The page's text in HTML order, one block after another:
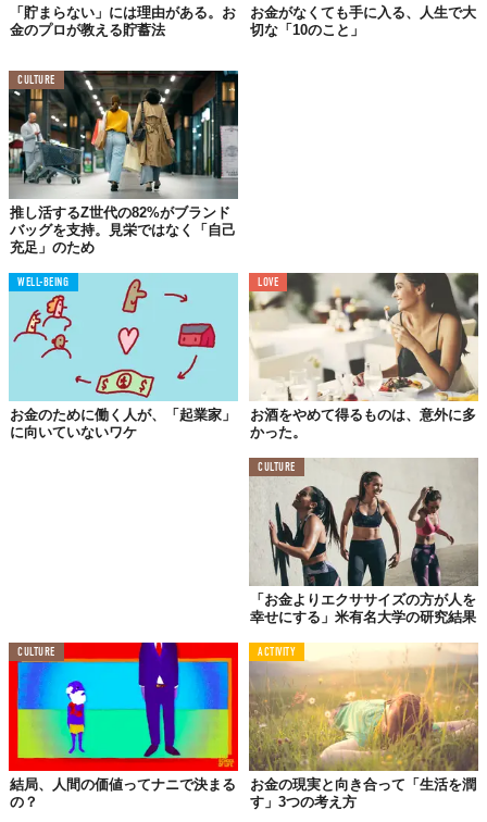
ていますから、支払いのときは損をしたと思ってしまいます。
04.
お金を払う先が違う
お金に好かれる人は、自分がお世話になっているところにお金を
使います。たとえば家族やお世話になっている人に素敵なものを
プレゼントしたり、食事に誘ったり、お礼をしっかりお返ししま
す。
お金に嫌われる人は、もっぱら自分のためだけにお金を使いま
す。
05.
お金の扱い方が違う
お金に好かれる人は、お札はもちろん向きを揃えてピシッと並べ
て財布にいれ小銭もきちんとしまいます。
お金に嫌われる人は、お札はくしゃくしゃにして入れ小銭はジャ
「貯まらない」には理由がある。お
金のプロが教える貯蓄法
お金がなくても手に入る、人生で大
切な「10のこと」
CULTURE
推し活するZ世代の82%がブランド
バッグを支持。見栄ではなく「自己
充足」のため
WELL-BEING
お金のために働く人が、「起業家」
に向いていないワケ
LOVE
お酒をやめて得るものは、意外に多
かった。
CULTURE
「お金よりエクササイズの方が人を
幸せにする」米有名大学の研究結果
CULTURE
結局、人間の価値ってナニで決まる
の？
ACTIVITY
お金の現実と向き合って「生活を潤
す」3つの考え方